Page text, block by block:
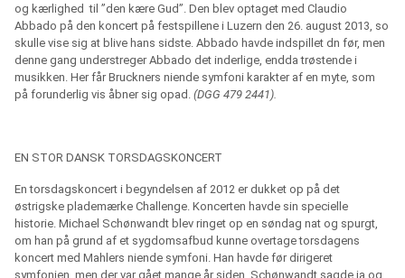
og kærlighed til ”den kære Gud”. Den blev optaget med Claudio
Abbado på den koncert på festspillene i Luzern den 26. august 2013, so
skulle vise sig at blive hans sidste. Abbado havde indspillet dn før, men
denne gang understreger Abbado det inderlige, endda trøstende i
musikken. Her får Bruckners niende symfoni karakter af en myte, som
på forunderlig vis åbner sig opad. (DGG 479 2441).
EN STOR DANSK TORSDAGSKONCERT
En torsdagskoncert i begyndelsen af 2012 er dukket op på det
østrigske plademærke Challenge. Koncerten havde sin specielle
historie. Michael Schønwandt blev ringet op en søndag nat og spurgt,
om han på grund af et sygdomsafbud kunne overtage torsdagens
koncert med Mahlers niende symfoni. Han havde før dirigeret
symfonien, men der var gået mange år siden. Schønwandt sagde ja og